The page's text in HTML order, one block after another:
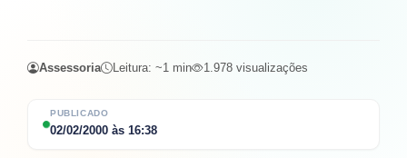
PUBLICADO
02/02/2000 às 16:38
Assessoria Leitura: ~1 min 1.978 visualizações